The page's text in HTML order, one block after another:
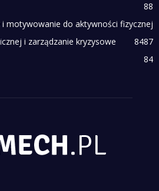
88
motywowanie do aktywności fizycznej
87
i zarządzanie kryzysowe
84
84